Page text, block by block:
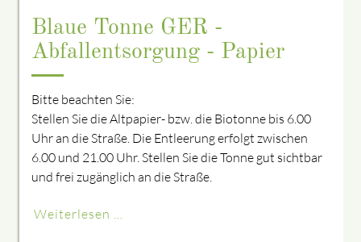
Blaue Tonne GER -
Abfallentsorgung - Papier
Bitte beachten Sie:
Stellen Sie die Altpapier- bzw. die Biotonne bis 6.00
Uhr an die Straße. Die Entleerung erfolgt zwischen
6.00 und 21.00 Uhr. Stellen Sie die Tonne gut sichtbar
und frei zugänglich an die Straße.
Weiterlesen …